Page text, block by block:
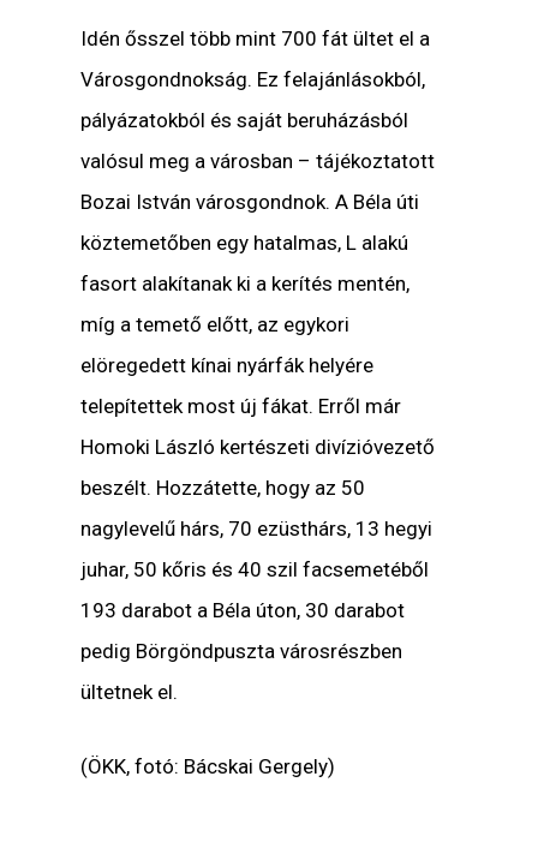
Idén ősszel több mint 700 fát ültet el a
Városgondnokság. Ez felajánlásokból,
pályázatokból és saját beruházásból
valósul meg a városban – tájékoztatott
Bozai István városgondnok. A Béla úti
köztemetőben egy hatalmas, L alakú
fasort alakítanak ki a kerítés mentén,
míg a temető előtt, az egykori
elöregedett kínai nyárfák helyére
telepítettek most új fákat. Erről már
Homoki László kertészeti divízióvezető
beszélt. Hozzátette, hogy az 50
nagylevelű hárs, 70 ezüsthárs, 13 hegyi
juhar, 50 kőris és 40 szil facsemetéből
193 darabot a Béla úton, 30 darabot
pedig Börgöndpuszta városrészben
ültetnek el.
(ÖKK, fotó: Bácskai Gergely)